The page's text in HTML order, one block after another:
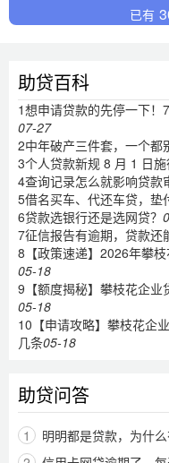
29分钟前预约
47分钟前预约
39分钟前预约
28分钟前预约
29分钟前预约
15分钟前预约
已有
助贷百科
1想申请贷款的先停一下！
07-27
2中年破产三件套，一个都
3个人贷款新规 8 月 1 日
4查询记录怎么就影响贷款
5借名买车、代还车贷，垫
6贷款选银行还是选网贷？
7征信报告有逾期，贷款还
8 【政策速递】2026年攀
05-18
9 【额度揭秘】攀枝花企
05-18
10 【申请攻略】攀枝花企
几条05-18
助贷问答
1 明明都是贷款，为什么有的